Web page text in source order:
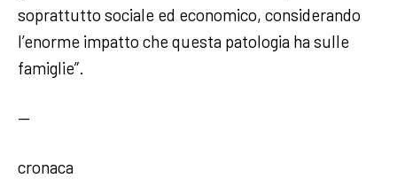
soprattutto sociale ed economico, considerando
l’enorme impatto che questa patologia ha sulle
famiglie”.
—
cronaca